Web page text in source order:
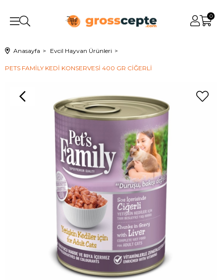
0
Anasayfa Evcil Hayvan Ürünleri
PETS FAMİLY KEDİ KONSERVESİ 400 GR CİĞERLİ